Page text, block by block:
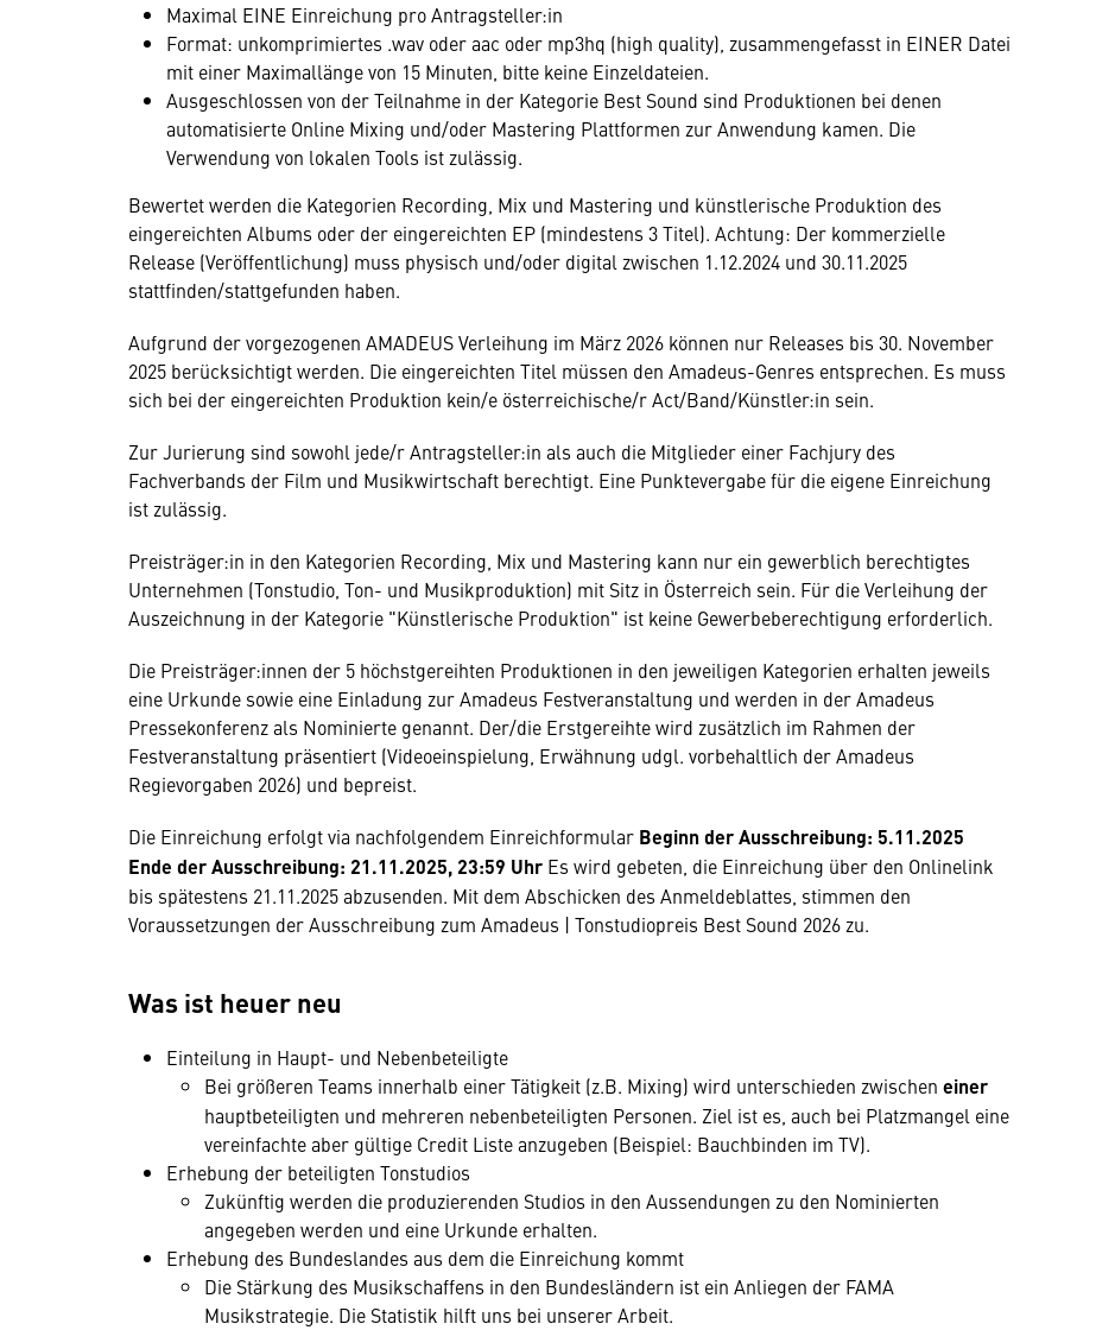
Maximal EINE Einreichung pro Antragsteller:in
Format: unkomprimiertes .wav oder aac oder mp3hq (high quality), zusammengefasst in EINER Datei
mit einer Maximallänge von 15 Minuten, bitte keine Einzeldateien.
Ausgeschlossen von der Teilnahme in der Kategorie Best Sound sind Produktionen bei denen
automatisierte Online Mixing und/oder Mastering Plattformen zur Anwendung kamen. Die
Verwendung von lokalen Tools ist zulässig.
Bewertet werden die Kategorien Recording, Mix und Mastering und künstlerische Produktion des
eingereichten Albums oder der eingereichten EP (mindestens 3 Titel). Achtung: Der kommerzielle
Release (Veröffentlichung) muss physisch und/oder digital zwischen 1.12.2024 und 30.11.2025
stattfinden/stattgefunden haben.
Aufgrund der vorgezogenen AMADEUS Verleihung im März 2026 können nur Releases bis 30. November
2025 berücksichtigt werden. Die eingereichten Titel müssen den Amadeus-Genres entsprechen. Es muss
sich bei der eingereichten Produktion kein/e österreichische/r Act/Band/Künstler:in sein.
Zur Jurierung sind sowohl jede/r Antragsteller:in als auch die Mitglieder einer Fachjury des
Fachverbands der Film und Musikwirtschaft berechtigt. Eine Punktevergabe für die eigene Einreichung
ist zulässig.
Preisträger:in in den Kategorien Recording, Mix und Mastering kann nur ein gewerblich berechtigtes
Unternehmen (Tonstudio, Ton- und Musikproduktion) mit Sitz in Österreich sein. Für die Verleihung der
Auszeichnung in der Kategorie "Künstlerische Produktion" ist keine Gewerbeberechtigung erforderlich.
Die Preisträger:innen der 5 höchstgereihten Produktionen in den jeweiligen Kategorien erhalten jeweils
eine Urkunde sowie eine Einladung zur Amadeus Festveranstaltung und werden in der Amadeus
Pressekonferenz als Nominierte genannt. Der/die Erstgereihte wird zusätzlich im Rahmen der
Festveranstaltung präsentiert (Videoeinspielung, Erwähnung udgl. vorbehaltlich der Amadeus
Regievorgaben 2026) und bepreist.
Die Einreichung erfolgt via nachfolgendem Einreichformular Beginn der Ausschreibung: 5.11.2025
Ende der Ausschreibung: 21.11.2025, 23:59 Uhr Es wird gebeten, die Einreichung über den Onlinelink
bis spätestens 21.11.2025 abzusenden. Mit dem Abschicken des Anmeldeblattes, stimmen den
Voraussetzungen der Ausschreibung zum Amadeus | Tonstudiopreis Best Sound 2026 zu.
Was ist heuer neu
Einteilung in Haupt- und Nebenbeteiligte
Bei größeren Teams innerhalb einer Tätigkeit (z.B. Mixing) wird unterschieden zwischen einer
hauptbeteiligten und mehreren nebenbeteiligten Personen. Ziel ist es, auch bei Platzmangel eine
vereinfachte aber gültige Credit Liste anzugeben (Beispiel: Bauchbinden im TV).
Erhebung der beteiligten Tonstudios
Zukünftig werden die produzierenden Studios in den Aussendungen zu den Nominierten
angegeben werden und eine Urkunde erhalten.
Erhebung des Bundeslandes aus dem die Einreichung kommt
Die Stärkung des Musikschaffens in den Bundesländern ist ein Anliegen der FAMA
Musikstrategie. Die Statistik hilft uns bei unserer Arbeit.